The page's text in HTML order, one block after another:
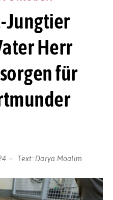
Jungtier
Herr
für
Text:Darya Moalim